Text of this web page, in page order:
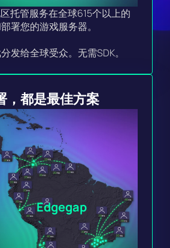
托管服务在全球615个以上的
署您的游戏服务器。
发给全球受众。无需SDK。
，都是最佳方案
Edgegap